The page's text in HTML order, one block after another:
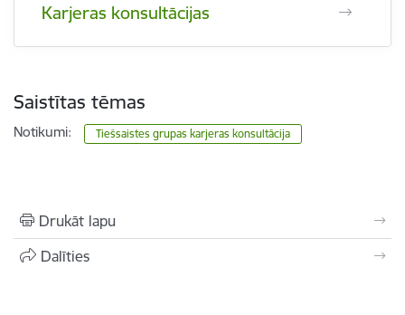
Karjeras konsultācijas
Saistītas tēmas
Notikumi: Tiešsaistes grupas karjeras konsultācija
Drukāt lapu
Dalīties